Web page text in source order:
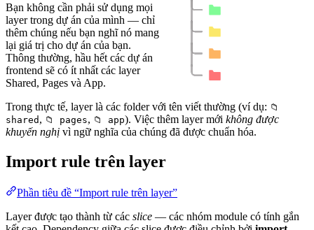
Bạn không cần phải sử dụng mọi
layer trong dự án của mình — chỉ
thêm chúng nếu bạn nghĩ nó mang
lại giá trị cho dự án của bạn.
Thông thường, hầu hết các dự án
frontend sẽ có ít nhất các layer
Shared, Pages và App.
Trong thực tế, layer là các folder với tên viết thường (ví dụ: 📁
shared , 📁 pages, 📁 app). Việc thêm layer mới không được
khuyến nghị vì ngữ nghĩa của chúng đã được chuẩn hóa.
Import rule trên layer
Phần tiêu đề “Import rule trên layer”
Layer được tạo thành từ các slice — các nhóm module có tính gắn